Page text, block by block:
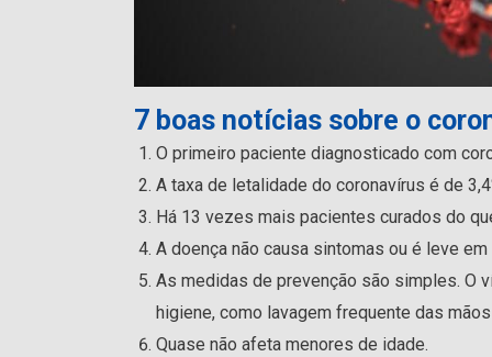
7 boas notícias sobre o
O primeiro paciente diagnosticado com
A taxa de letalidade do coronavírus é de
Há 13 vezes mais pacientes curados do
A doença não causa sintomas ou é leve
As medidas de prevenção são simples. O
higiene, como lavagem frequente das
Quase não afeta menores de idade.